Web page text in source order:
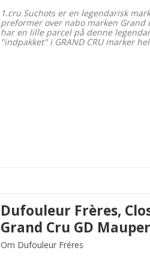
1.cru Suchots er en legendarisk
preformer over nabo marken Grand
har en lille parcel på denne
"indpakket" i GRAND CRU marker
Dufouleur Frères,
Grand Cru GD
Om Dufouleur Fréres